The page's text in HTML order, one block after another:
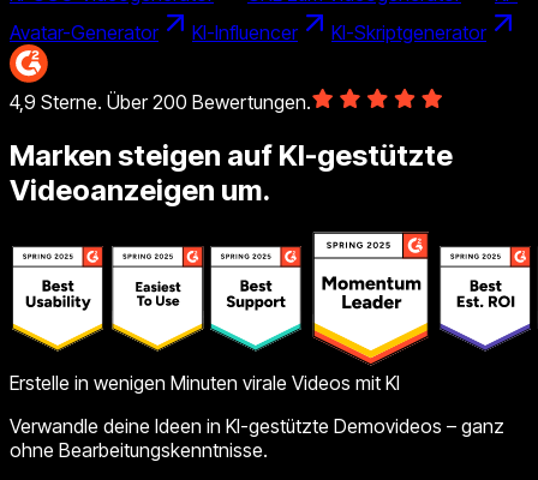
Avatar-Generator
KI-Influencer KI-Skriptgenerator
4,9 Sterne. Über 200 Bewertungen.
Marken steigen auf KI-gestützte
Videoanzeigen um.
Erstelle in wenigen Minuten virale Videos mit KI
Verwandle deine Ideen in KI-gestützte Demovideos – ganz
ohne Bearbeitungskenntnisse.